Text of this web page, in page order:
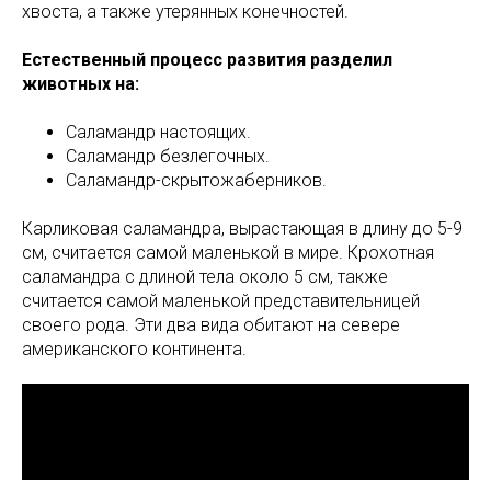
хвоста, а также утерянных конечностей.
Естественный процесс развития разделил
животных на:
Саламандр настоящих.
Саламандр безлегочных.
Саламандр-скрытожаберников.
Карликовая саламандра, вырастающая в длину до 5-9
см, считается самой маленькой в мире. Крохотная
саламандра с длиной тела около 5 см, также
считается самой маленькой представительницей
своего рода. Эти два вида обитают на севере
американского континента.